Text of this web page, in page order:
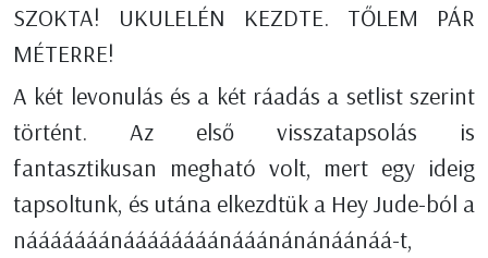
SZOKTA! UKULELÉN KEZDTE. TŐLEM PÁR
MÉTERRE!
A két levonulás és a két ráadás a setlist szerint
történt. Az első visszatapsolás is
fantasztikusan megható volt, mert egy ideig
tapsoltunk, és utána elkezdtük a Hey Jude-ból a
nááááááánáááááááánááánánánáánáá-t,